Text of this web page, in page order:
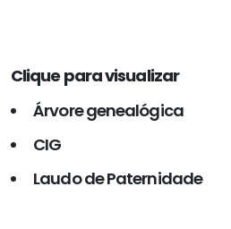
Clique para visualizar
Árvore genealógica
CIG
Laudo de Paternidade